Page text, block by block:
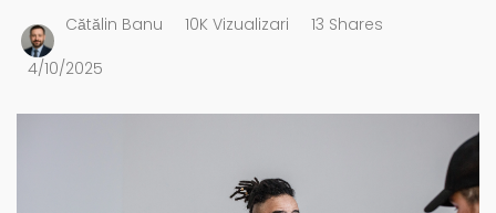
Cătălin Banu 10K Vizualizari 13 Shares
4/10/2025